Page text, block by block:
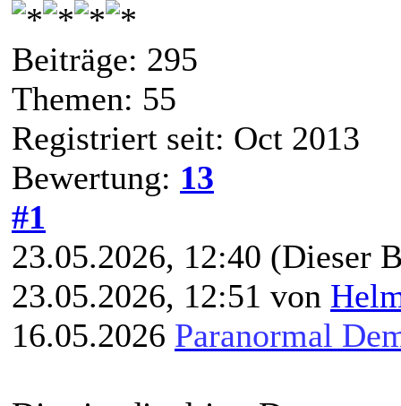
Beiträge: 295
Themen: 55
Registriert seit: Oct 2013
Bewertung: 13
#1
23.05.2026, 12:40 (Dieser
23.05.2026, 12:51 von
16.05.2026 Paranormal